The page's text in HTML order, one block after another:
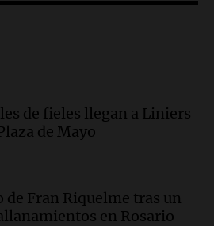
para empleados
públicos en
más del doble que los
un estudio
de fieles llegan a Liniers
de Mayo
Fran Riquelme tras un
en Rosario